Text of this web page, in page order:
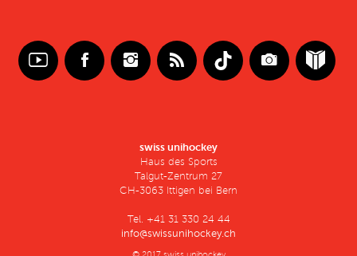
swiss unihockey
Haus des Sports
Talgut-Zentrum 27
CH-3063 Ittigen bei Bern
Tel. +41 31 330 24 44
info@swissunihockey.ch